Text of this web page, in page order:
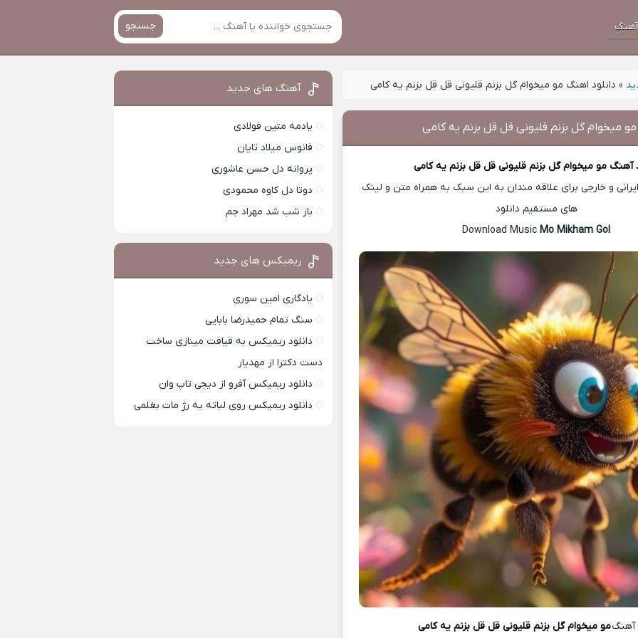
جستجو
» دانلود اهنگ مو ميخوام گل بزنم قلیونی قل قل بزنم یه کامی
ميخوام گل بزنم قلیونی قل قل بزنم یه کامی
آهنگ مو ميخوام گل بزنم قلیونی قل قل بزنم یه کامی
و خارجی برای علاقه مندان به این سبک به همراه متن و لینک
های مستقیم دانلود
Mo Mikham Gol
مو ميخوام گل بزنم قلیونی قل قل بزنم یه کامی
آهنگ های جدید
یادمه متین فولادی
فانوس میلاد تایان
پروانه دل حسن عاشوری
دوتا دل کاوه محمودی
باز شب شد مهراد جم
ریمیکس های جدید
یادگاری امین سوری
سنگ تمام حمیدرضا بابایی
دانلود ریمیکس به قیافت مینازی ساخت
دست دکترا از مهدیار
دانلود ریمیکس آفرو از ديجی تاپ وان
دانلود ریمیکس روی لباته یه رژ مات بغلمی